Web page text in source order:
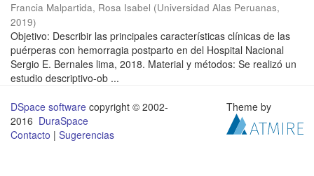
Francia Malpartida, Rosa Isabel (Universidad Alas Peruanas,
2019)
Objetivo: Describir las principales características clínicas de las
puérperas con hemorragia postparto en del Hospital Nacional
Sergio E. Bernales lima, 2018. Material y métodos: Se realizó un
estudio descriptivo-ob ...
DSpace software copyright © 2002-
2016 DuraSpace
Contacto | Sugerencias
Theme by